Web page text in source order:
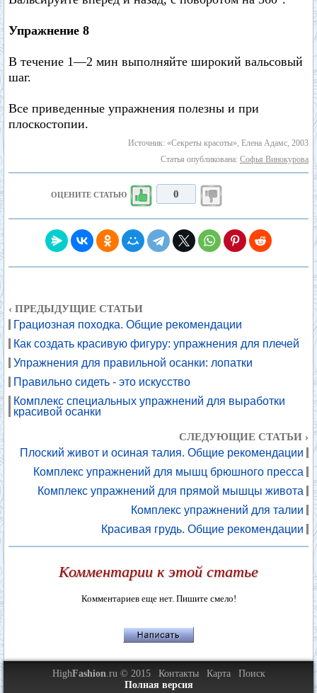
Упражнение 8
В течение 1—2 мин выполняйте широкий вальсовый
шаг.
Все приведенные упражнения полезны и при
плоскостопии.
Источник: «Секреты красоты», Елена Адамс, 2003
Статья опубликована: Софья Винокурова
ОЦЕНИТЕ СТАТЬЮ 0
‹ ПРЕДЫДУЩИЕ СТАТЬИ
Грациозная походка. Общие рекомендации
Как создать красивую фигуру: упражнения для плечей
Упражнения для правильной осанки: лопатки
Правильно сидеть - это искусство
Комплекс специальных упражнений для выработки
красивой осанки
СЛЕДУЮЩИЕ СТАТЬИ ›
Плоский живот и осиная талия. Общие рекомендации
Комплекс упражнений для мышц брюшного пресса
Комплекс упражнений для прямой мышцы живота
Комплекс упражнений для талии
Красивая грудь. Общие рекомендации
Комментарии к этой статье
Комментариев еще нет. Пишите смело!
HighFashion.ru © 2015 Контакты Карта
Поиск
Полная версия